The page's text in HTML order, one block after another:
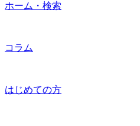
ホーム・検索
コラム
はじめての方